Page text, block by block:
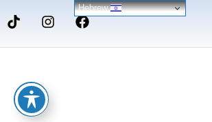
Hebrew